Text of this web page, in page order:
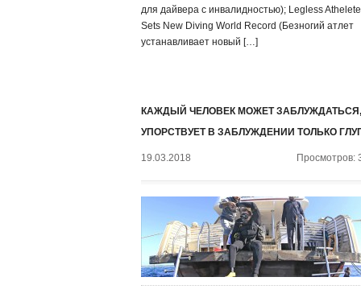
для дайвера с инвалидностью); Legless Athelete
Sets New Diving World Record (Безногий атлет
устанавливает новый […]
КАЖДЫЙ ЧЕЛОВЕК МОЖЕТ
УПОРСТВУЕТ В ЗАБЛУЖДЕНИИ ТОЛЬКО
19.03.2018 Просмотров: